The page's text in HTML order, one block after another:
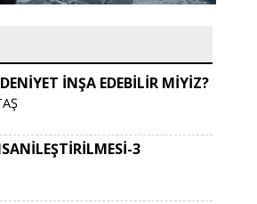
İNŞA EDEBİLİR MİYİZ?
3